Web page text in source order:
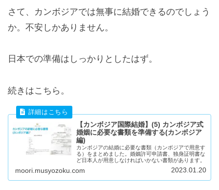
さて、カンボジアでは無事に結婚できるのでしょう
か。不安しかありません。
日本での準備はしっかりとしたはず。
続きはこちら。
【カンボジア国際結婚】(5) カンボジア式
婚姻に必要な書類を準備する(カンボジア
編)
カンボジアの結婚に必要な書類（カンボジアで用意す
る）をまとめました。婚姻許可申請書、独身証明書な
ど日本人が用意しなければいかない書類があります。
moori.musyozoku.com 2023.01.20